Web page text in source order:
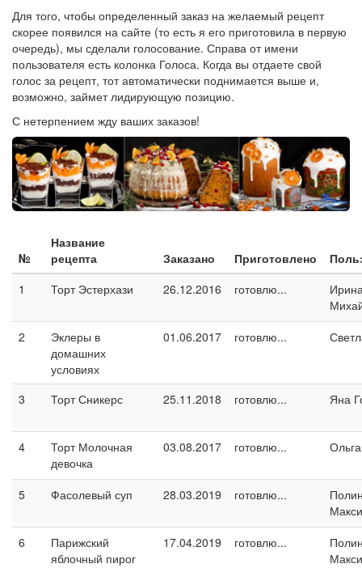
Для того, чтобы определенный заказ на желаемый рецепт
скорее появился на сайте (то есть я его приготовила в первую
очередь), мы сделали голосование. Справа от имени
пользователя есть колонка Голоса. Когда вы отдаете свой
голос за рецепт, тот автоматически поднимается выше и,
возможно, займет лидирующую позицию.
С нетерпением жду ваших заказов!
№
Название
рецепта
Заказано Приготовлено
1
Торт Эстерхази 26.12.2016 готовлю...
2
Эклеры в
домашних
условиях
01.06.2017 готовлю...
3 Торт Сникерс 25.11.2018 готовлю... Яна
4
Торт Молочная
девочка
03.08.2017 готовлю...
5 Фасолевый суп 28.03.2019 готовлю...
6
Парижский
яблочный пирог
17.04.2019 готовлю...